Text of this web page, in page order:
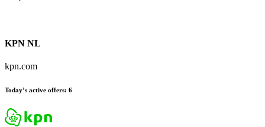
KPN NL
kpn.com
Today’s active offers: 6